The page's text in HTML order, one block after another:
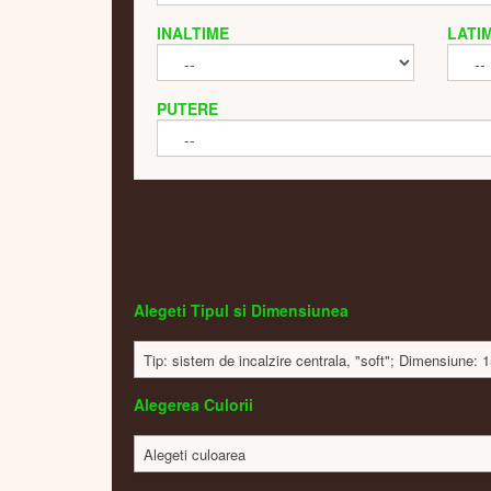
INALTIME
PUTERE
Alegeti Tipul si Dimensiunea
Tip: sistem de incalzire centrala, "soft"; Dimensiune:
Alegerea Culorii
Alegeti culoarea